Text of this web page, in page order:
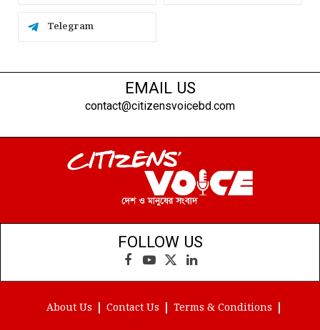
Telegram
EMAIL US
contact@citizensvoicebd.com
FOLLOW US
Facebook
YouTube
X
(Twitter)
LinkedIn
About Us Contact Us Terms & Conditions